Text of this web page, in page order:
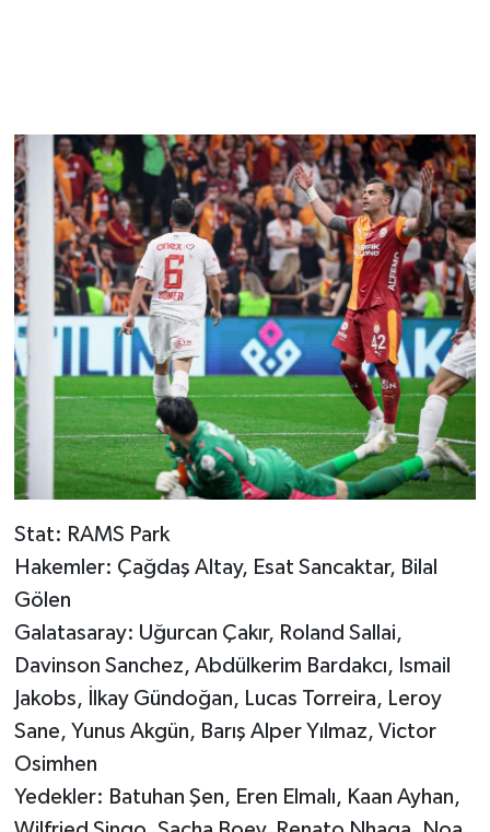
Stat: RAMS Park
Hakemler: Çağdaş Altay, Esat Sancaktar, Bilal
Gölen
Galatasaray: Uğurcan Çakır, Roland Sallai,
Davinson Sanchez, Abdülkerim Bardakcı, Ismail
Jakobs, İlkay Gündoğan, Lucas Torreira, Leroy
Sane, Yunus Akgün, Barış Alper Yılmaz, Victor
Osimhen
Yedekler: Batuhan Şen, Eren Elmalı, Kaan Ayhan,